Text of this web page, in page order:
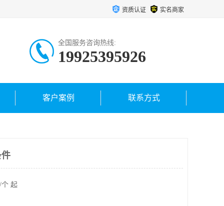
资质认证 实名商家
全国服务咨询热线:
19925395926
客户案例 联系方式
起